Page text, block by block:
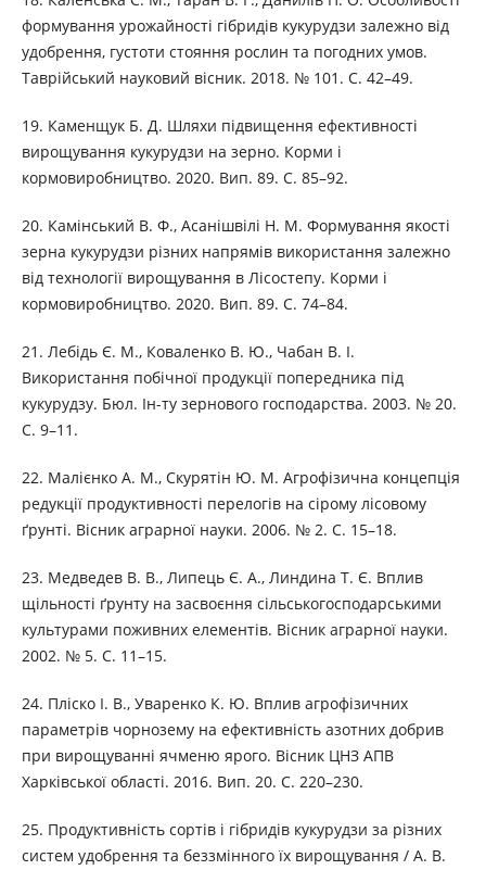
формування урожайності гібридів кукурудзи залежно від
удобрення, густоти стояння рослин та погодних умов.
Таврійський науковий вісник. 2018. № 101. С. 42–49.
19. Каменщук Б. Д. Шляхи підвищення ефективності
вирощування кукурудзи на зерно. Корми і
кормовиробництво. 2020. Вип. 89. С. 85–92.
20. Камінський В. Ф., Асанішвілі Н. М. Формування якості
зерна кукурудзи різних напрямів використання залежно
від технології вирощування в Лісостепу. Корми і
кормовиробництво. 2020. Вип. 89. С. 74–84.
21. Лебідь Є. М., Коваленко В. Ю., Чабан В. І.
Використання побічної продукції попередника під
кукурудзу. Бюл. Ін-ту зернового господарства. 2003. № 20.
С. 9–11.
22. Малієнко А. М., Скурятін Ю. М. Агрофізична концепція
редукції продуктивності перелогів на сірому лісовому
ґрунті. Вісник аграрної науки. 2006. № 2. С. 15–18.
23. Медведев В. В., Липець Є. А., Линдина Т. Є. Вплив
щільності ґрунту на засвоєння сільськогосподарськими
культурами поживних елементів. Вісник аграрної науки.
2002. № 5. С. 11–15.
24. Пліско І. В., Уваренко К. Ю. Вплив агрофізичних
параметрів чорнозему на ефективність азотних добрив
при вирощуванні ячменю ярого. Вісник ЦНЗ АПВ
Харківської області. 2016. Вип. 20. С. 220–230.
25. Продуктивність сортів і гібридів кукурудзи за різних
систем удобрення та беззмінного їх вирощування / А. В.